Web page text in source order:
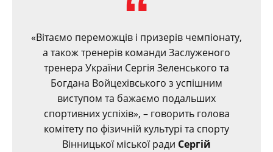
«Вітаємо переможців і призерів чемпіонату,
а також тренерів команди Заслуженого
тренера України Сергія Зеленського та
Богдана Войцехівського з успішним
виступом та бажаємо подальших
спортивних успіхів», – говорить голова
комітету по фізичній культурі та спорту
Вінницької міської ради Сергій